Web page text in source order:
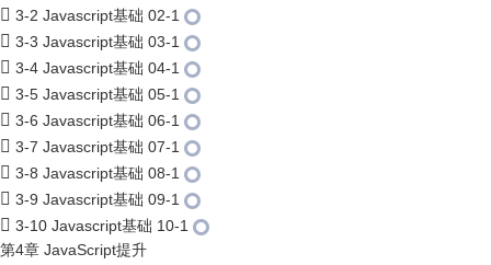
3-2 Javascript基础 02-1
3-3 Javascript基础 03-1
3-4 Javascript基础 04-1
3-5 Javascript基础 05-1
3-6 Javascript基础 06-1
3-7 Javascript基础 07-1
3-8 Javascript基础 08-1
3-9 Javascript基础 09-1
3-10 Javascript基础 10-1
第4章 JavaScript提升